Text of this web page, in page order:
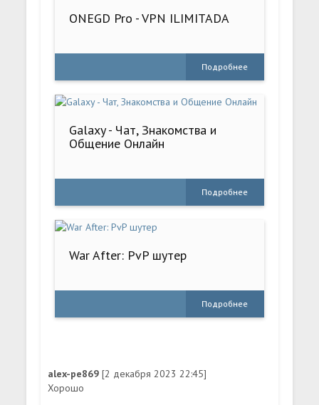
ONEGD Pro - VPN ILIMITADA
Подробнее
Galaxy - Чат, Знакомства и
Общение Онлайн
Подробнее
War After: PvP шутер
Подробнее
alex-pe869[2 декабря 2023 22:45]
Хорошо